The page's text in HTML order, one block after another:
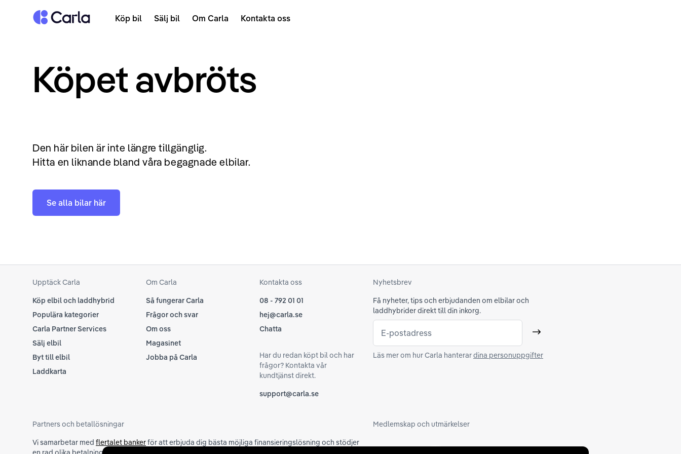
Tillbaka till startsidan Köp bil Sälj bil Om Carla Kontakta oss
Köpet avbröts
Den här bilen är inte längre tillgänglig.
Hitta en liknande bland våra begagnade elbilar.
Se alla bilar här
Upptäck Carla
Köp elbil och laddhybrid
Populära kategorier
Carla Partner Services
Sälj elbil
Byt till elbil
Laddkarta
Om Carla
Så fungerar Carla
Frågor och svar
Om oss
Magasinet
Jobba på Carla
Kontakta oss
08 - 792 01 01
hej@carla.se
Chatta
Har du redan köpt bil och har
frågor? Kontakta vår
kundtjänst direkt.
support@carla.se
Nyhetsbrev
Få nyheter, tips och erbjudanden om elbilar och
laddhybrider direkt till din inkorg.
E-postadress Skicka
Läs mer om hur Carla hanterardina personuppgifter
Partners och betallösningar
Vi samarbetar med flertalet bankerför att erbjuda dig bästa möjliga finansieringslösning och stödjer
Medlemskap och utmärkelser